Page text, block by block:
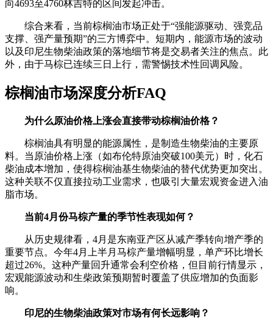
向4693至4760林吉特的区间发起冲击。
综合来看，当前棕榈油市场正处于“强能源驱动、强竞品
支撑、强产量预期”的三方博弈中。短期内，能源市场的波动
以及印尼生物柴油政策的落地细节将是交易者关注的焦点。此
外，由于马棕已连续三日上行，需警惕技术性回调风险。
棕榈油市场深度分析FAQ
为什么原油价格上涨会直接带动棕榈油价格？
棕榈油具有明显的能源属性，是制造生物柴油的主要原
料。当原油价格上涨（如布伦特原油突破100美元）时，化石
柴油成本增加，使得棕榈油基生物柴油的替代优势更加突出。
这种关联不仅直接拉动工业需求，也吸引大量宏观资金进入油
脂市场。
当前4月份马棕产量的季节性表现如何？
从历史规律看，4月是东南亚产区从减产季转向增产季的
重要节点。今年4月上半月马棕产量增幅明显，单产环比增长
超过26%。这种产量回升通常会利空价格，但目前行情显示，
宏观能源波动和生柴政策预期暂时覆盖了供应增加的负面影
响。
印尼的生物柴油政策对市场有何长远影响？